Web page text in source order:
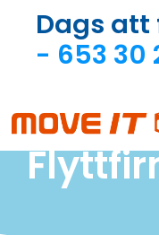
content
Dags att
- 653 30